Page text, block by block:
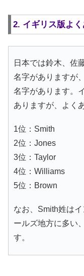
2. イギリス版よ
日本では鈴木、佐
名字がありますが
名字があります。
ありますが、よく
1位：Smith
2位：Jones
3位：Taylor
4位：Williams
5位：Brown
なお、Smith姓は
ールズ地方に多い
す。